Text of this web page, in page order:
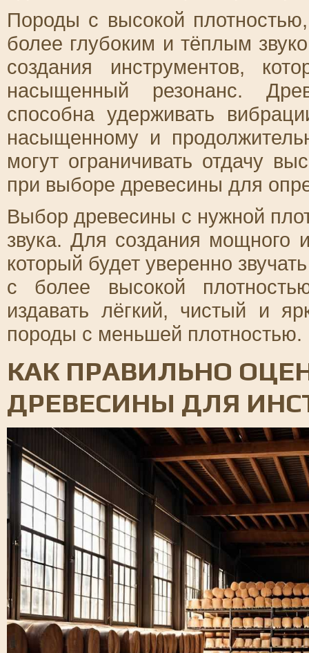
Породы с высокой
более глубоким и тёплым
создания инструментов,
насыщенный резонанс.
способна удерживать
насыщенному и
могут ограничивать отдачу
при выборе древесины для
Выбор древесины с нужной
звука. Для создания мощного
который будет уверенно
с более высокой
издавать лёгкий, чистый и
породы с меньшей плотностью.
КАК ПРАВИЛЬНО
ДРЕВЕСИНЫ ДЛЯ